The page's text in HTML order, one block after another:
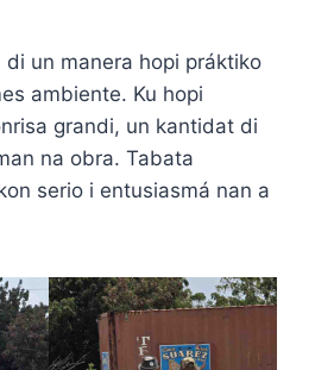
di un manera hopi práktiko
ambiente. Ku hopi
grandi, un kantidat di
na obra. Tabata
serio i entusiasmá nan a